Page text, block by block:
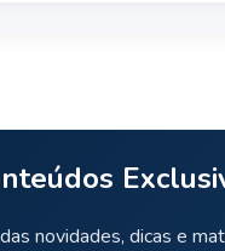
novidades, dicas e